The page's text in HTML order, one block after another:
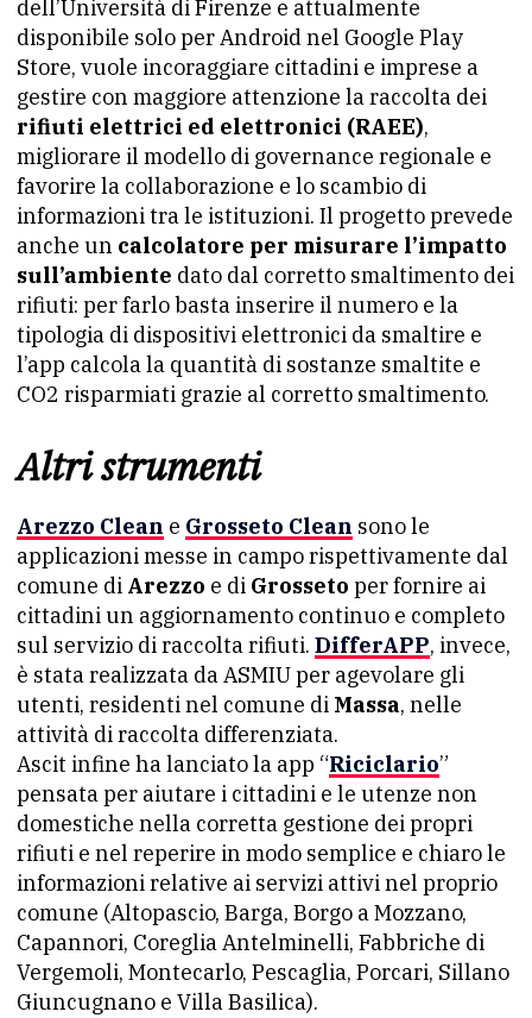
dell’Università di Firenze e attualmente
disponibile solo per Android nel Google Play
Store, vuole incoraggiare cittadini e imprese a
gestire con maggiore attenzione la raccolta dei
rifiuti elettrici ed elettronici (RAEE),
migliorare il modello di governance regionale e
favorire la collaborazione e lo scambio di
informazioni tra le istituzioni. Il progetto prevede
anche un calcolatore per misurare l’impatto
sull’ambiente dato dal corretto smaltimento dei
rifiuti: per farlo basta inserire il numero e la
tipologia di dispositivi elettronici da smaltire e
l’app calcola la quantità di sostanze smaltite e
CO2 risparmiati grazie al corretto smaltimento.
Altri strumenti
Arezzo Clean e Grosseto Clean sono le
applicazioni messe in campo rispettivamente dal
comune di Arezzo e di Grosseto per fornire ai
cittadini un aggiornamento continuo e completo
sul servizio di raccolta rifiuti. DifferAPP, invece,
è stata realizzata da ASMIU per agevolare gli
utenti, residenti nel comune di Massa, nelle
attività di raccolta differenziata.
Ascit infine ha lanciato la app “Riciclario”
pensata per aiutare i cittadini e le utenze non
domestiche nella corretta gestione dei propri
rifiuti e nel reperire in modo semplice e chiaro le
informazioni relative ai servizi attivi nel proprio
comune (Altopascio, Barga, Borgo a Mozzano,
Capannori, Coreglia Antelminelli, Fabbriche di
Vergemoli, Montecarlo, Pescaglia, Porcari, Sillano
Giuncugnano e Villa Basilica).